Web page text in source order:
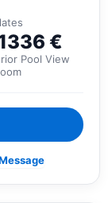
€
Pool View